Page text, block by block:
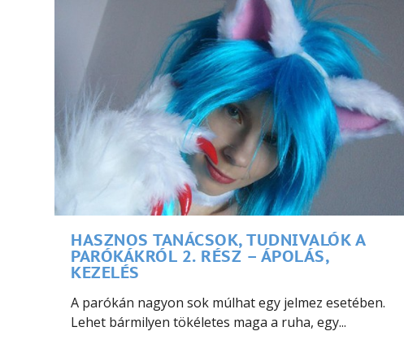
HASZNOS TANÁCSOK, TUDNIVALÓK A
PARÓKÁKRÓL 2. RÉSZ – ÁPOLÁS,
KEZELÉS
A parókán nagyon sok múlhat egy jelmez esetében.
Lehet bármilyen tökéletes maga a ruha, egy...